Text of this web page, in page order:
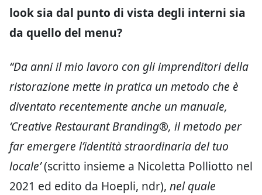
look sia dal punto di vista degli interni sia
da quello del menu?
“Da anni il mio lavoro con gli imprenditori della
ristorazione mette in pratica un metodo che è
diventato recentemente anche un manuale,
‘Creative Restaurant Branding®, il metodo per
far emergere l’identità straordinaria del tuo
locale’(scritto insieme a Nicoletta Polliotto nel
2021 ed edito da Hoepli, ndr), nel quale